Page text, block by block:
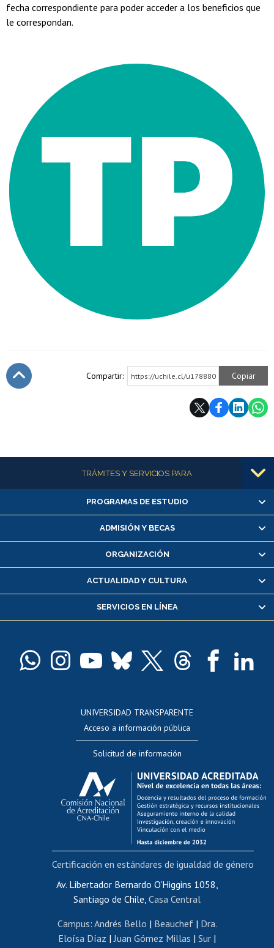
fecha correspondiente para poder acceder a los beneficios que
le correspondan.
Compartir: https://uchile.cl/u178880 Copiar
Más informaciónTRÁMITES Y SERVICIOS PARA
Alumnas/os y exalumnas/os
Matrícula en línea
Inscripción y cambio de asignaturas
Consulta y certificado de notas
Servicio médico y dental
Pago de arancel y crédito alumnos
Docentes
Evaluación docente
Calificación académica
Postulación al AUCAI
Funcionarias/os
Cursos internos de capacitación
Bienestar del personal
Portal de movilidad interna
Certificado de renta
Certificado de renta honorarios
Editar páginas blancas
PROGRAMAS DE ESTUDIO
ADMISIÓN Y BECAS
ORGANIZACIÓN
ACTUALIDAD Y CULTURA
SERVICIOS EN LÍNEA
UNIVERSIDAD TRANSPARENTE
Acceso a información pública
Solicitud de información
Av. Libertador Bernardo O'Higgins 1058,
Santiago de Chile, Casa Central
Campus: Andrés Bello | Beauchef| Dra.
Eloísa Díaz |Juan Gómez Millas | Sur |
Certificación en estándares de igualdad de género